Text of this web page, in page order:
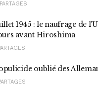
1945 : le naufrage de
avant Hiroshima
oublié des